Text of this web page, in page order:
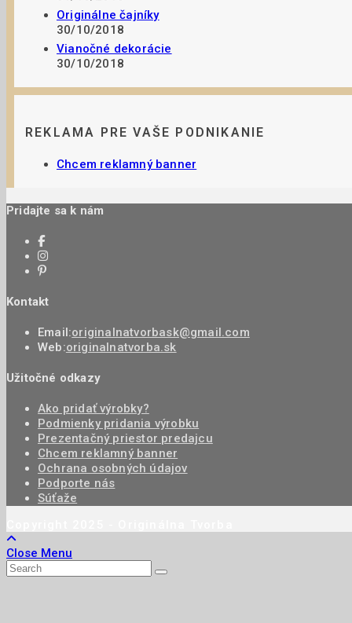
Originálne čajníky
30/10/2018
Vianočné dekorácie
30/10/2018
REKLAMA PRE VAŠE PODNIKANIE
Chcem reklamný banner
Pridajte sa k nám
Kontakt
Email:originalnatvorbask@gmail.com
Web:originalnatvorba.sk
Užitočné odkazy
Ako pridať výrobky?
Podmienky pridania výrobku
Prezentačný priestor predajcu
Chcem reklamný banner
Ochrana osobných údajov
Podporte nás
Súťaže
Close Menu